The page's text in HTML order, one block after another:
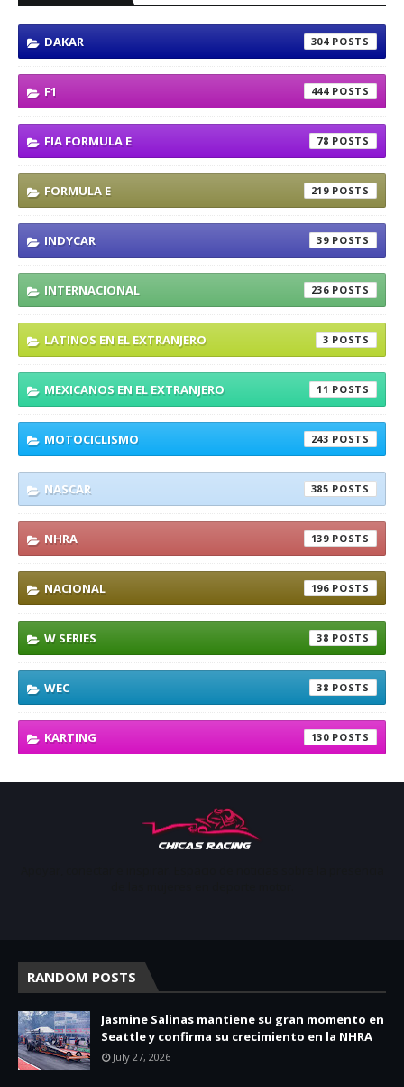
DAKAR 304
F1 444
FIA FORMULA E 78
FORMULA E 219
INDYCAR 39
INTERNACIONAL 236
LATINOS EN EL EXTRANJERO 3
MEXICANOS EN EL EXTRANJERO 11
MOTOCICLISMO 243
NASCAR 385
NHRA 139
NACIONAL 196
W SERIES 38
WEC 38
KARTING 130
RANDOM POSTS
Jasmine Salinas mantiene su gran momento en
Seattle y confirma su crecimiento en la NHRA
July 27, 2026